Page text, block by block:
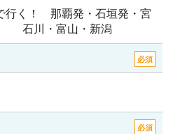
く！ 那覇発・石垣発・宮
石川・富山・新潟
必須
必須